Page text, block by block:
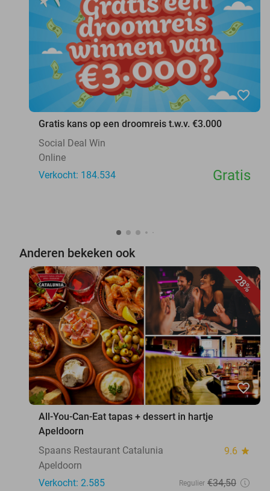
favorite_border
Gratis kans op een droomreis t.w.v. €3.000
Social Deal Win
Online
Verkocht: 184.534
Gratis
Anderen bekeken ook
28%
favorite_border
All-You-Can-Eat tapas + dessert in hartje
Apeldoorn
Spaans Restaurant Catalunia
9.6 star
Apeldoorn
Verkocht: 2.585
Regulier €34,50